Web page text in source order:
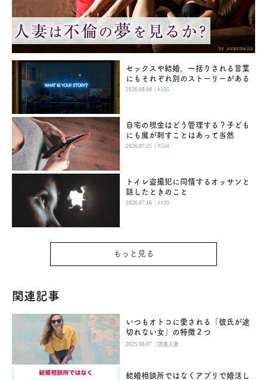
セックスや結婚。一括りされる言葉
にもそれぞれ別のストーリーがある
2026.08.08 |#535
自宅の現金はどう管理する？子ども
にも魔が刺すことはあって当然
2026.07.25 |#534
トイレ盗撮犯に同情するオッサンと
話したときのこと
2026.07.16 |#190
もっと見る
関連記事
いつもオトコに愛される「彼氏が途
切れない女」の特徴２つ
2025.08.07 |隠遁人妻
結婚相談所ではなくアプリで婚活し